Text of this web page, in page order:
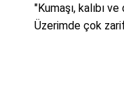
"Kumaşı, kalıbı
Üzerimde çok